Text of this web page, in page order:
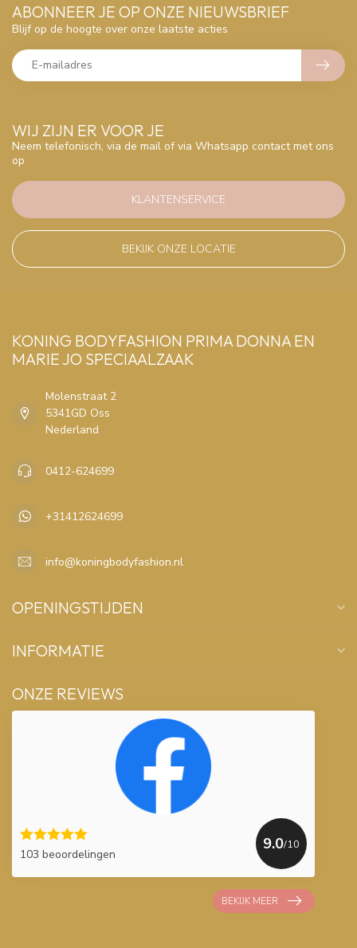
WIJ ZIJN ER VOOR JE
Neem telefonisch, via de mail of via Whatsapp contact met ons
op
KLANTENSERVICE
BEKIJK ONZE LOCATIE
ABONNEER JE OP ONZE NIEUWSBRIEF
Blijf op de hoogte over onze laatste acties
KONING BODYFASHION PRIMA DONNA EN
MARIE JO SPECIAALZAAK
Molenstraat 2
5341GD Oss
Nederland
0412-624699
+31412624699
info@koningbodyfashion.nl
OPENINGSTIJDEN
INFORMATIE
ONZE REVIEWS
103 beoordelingen
9.0/10
BEKIJK MEER